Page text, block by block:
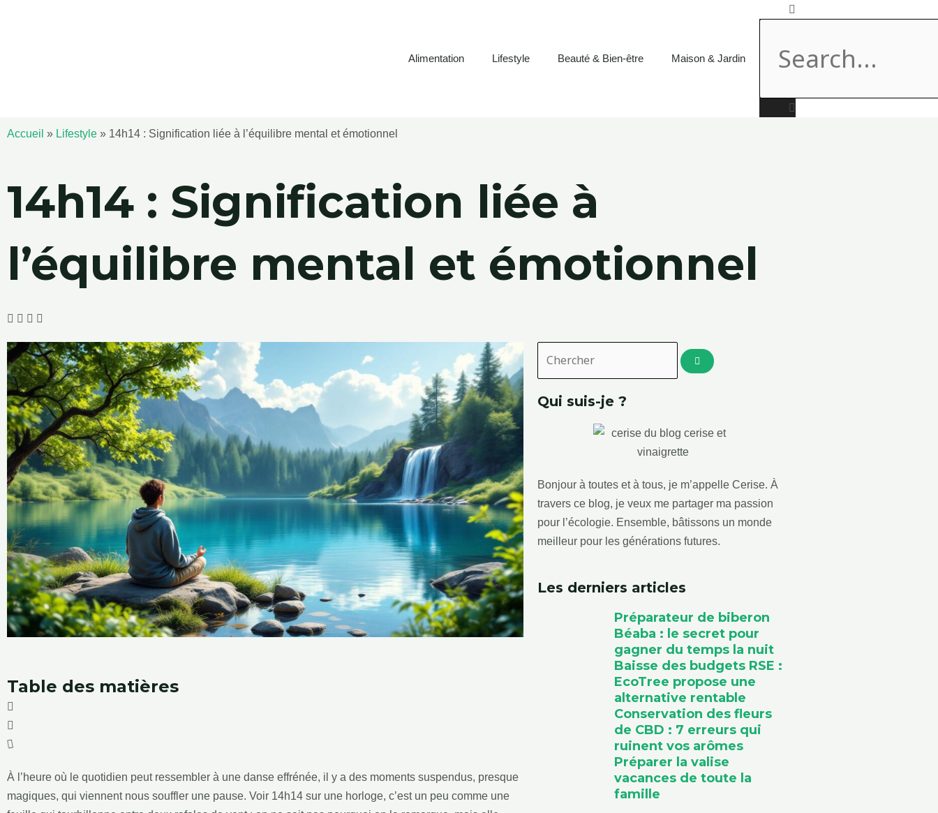
Alimentation
Lifestyle Beauté & Bien-être Maison & Jardin
Rechercher
Accueil » Lifestyle » 14h14 : Signification liée à l’équilibre mental et émotionnel
14h14 : Signification liée à
l’équilibre mental et émotionnel
Table des matières
À l’heure où le quotidien peut ressembler à une danse effrénée, il y a des moments suspendus, presque
magiques, qui viennent nous souffler une pause. Voir 14h14 sur une horloge, c’est un peu comme une
Qui suis-je ?
Bonjour à toutes et à tous, je m’appelle Cerise. À
travers ce blog, je veux me partager ma passion
pour l’écologie. Ensemble, bâtissons un monde
meilleur pour les générations futures.
Les derniers articles
Préparateur de biberon
Béaba : le secret pour
gagner du temps la nuit
Baisse des budgets RSE :
EcoTree propose une
alternative rentable
Conservation des fleurs
de CBD : 7 erreurs qui
ruinent vos arômes
Préparer la valise
vacances de toute la
famille